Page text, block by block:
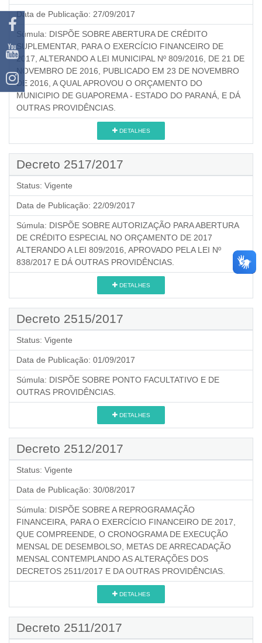
Data de Publicação: 27/09/2017
Súmula: DISPÕE SOBRE ABERTURA DE CRÉDITO
SUPLEMENTAR, PARA O EXERCÍCIO FINANCEIRO DE
2017, ALTERANDO A LEI MUNICIPAL Nº 809/2016, DE 21 DE
NOVEMBRO DE 2016, PUBLICADO EM 23 DE NOVEMBRO
DE 2016, A QUAL APROVOU O ORÇAMENTO DO
MUNICIPIO DE GUAPOREMA - ESTADO DO PARANÁ, E DÁ
OUTRAS PROVIDÊNCIAS.
DETALHES
Decreto 2517/2017
Status: Vigente
Data de Publicação: 22/09/2017
Súmula: DISPÕE SOBRE AUTORIZAÇÃO PARA ABERTURA
DE CRÉDITO ESPECIAL NO ORÇAMENTO DE 2017
ALTERANDO A LEI 809/2016, APROVADO PELA LEI Nº
838/2017 E DÁ OUTRAS PROVIDÊNCIAS.
DETALHES
Decreto 2515/2017
Status: Vigente
Data de Publicação: 01/09/2017
Súmula: DISPÕE SOBRE PONTO FACULTATIVO E DE
OUTRAS PROVIDÊNCIAS.
DETALHES
Decreto 2512/2017
Status: Vigente
Data de Publicação: 30/08/2017
Súmula: DISPÕE SOBRE A REPROGRAMAÇÃO
FINANCEIRA, PARA O EXERCÍCIO FINANCEIRO DE 2017,
QUE COMPREENDE, O CRONOGRAMA DE EXECUÇÃO
MENSAL DE DESEMBOLSO, METAS DE ARRECADAÇÃO
MENSAL CONTEMPLANDO AS ALTERAÇÕES DOS
DECRETOS 2511/2017 E DA OUTRAS PROVIDÊNCIAS.
DETALHES
Decreto 2511/2017